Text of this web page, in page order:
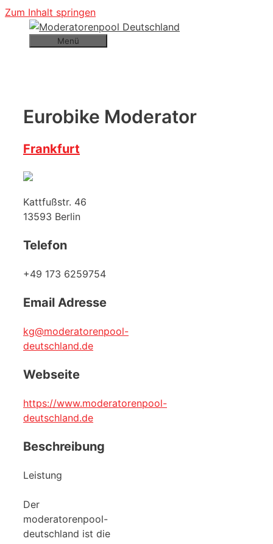
Zum Inhalt springen
Menü
Eurobike Moderator
Frankfurt
Kattfußstr. 46
13593 Berlin
Telefon
+49 173 6259754
Email Adresse
kg@moderatorenpool-
deutschland.de
Webseite
https://www.moderatorenpool-
deutschland.de
Beschreibung
Leistung
Der
moderatorenpool-
deutschland ist die